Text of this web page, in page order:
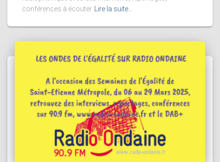
conférences à écouter
Lire la suite…